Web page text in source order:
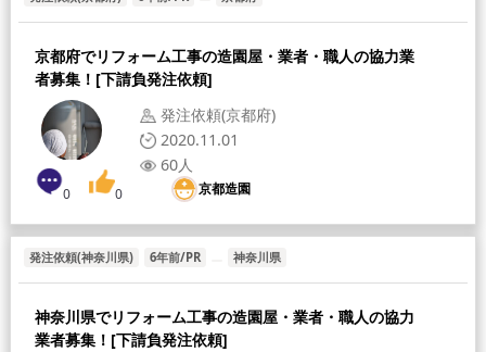
京都府でリフォーム工事の造園屋・業者・職人の協力業
者募集！[下請負発注依頼]
発注依頼(京都府)
2020.11.01
60人
京都造園
0 0
発注依頼(神奈川県) 6年前/PR 神奈川県
神奈川県でリフォーム工事の造園屋・業者・職人の協力
業者募集！[下請負発注依頼]